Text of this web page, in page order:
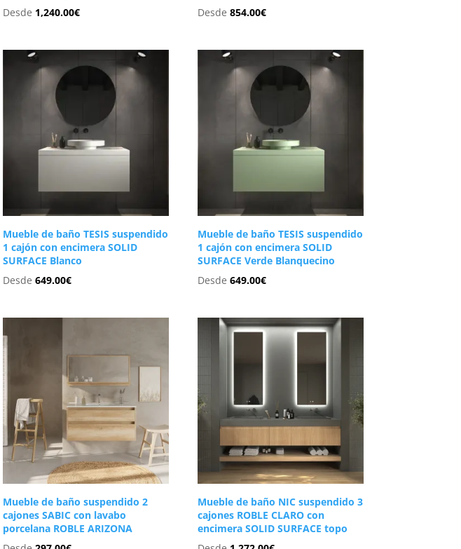
Desde 1,240.00€
Desde854.00€
Mueble de baño TESIS suspendido
1 cajón con encimera SOLID
SURFACE Blanco
Desde649.00€
Mueble de baño TESIS suspendido
1 cajón con encimera SOLID
SURFACE Verde Blanquecino
Desde649.00€
Mueble de baño suspendido 2
cajones SABIC con lavabo
porcelana ROBLE ARIZONA
Mueble de baño NIC suspendido 3
cajones ROBLE CLARO con
encimera SOLID SURFACE topo